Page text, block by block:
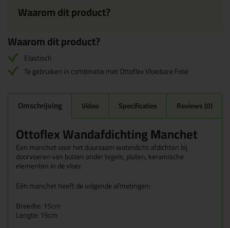
Waarom dit product?
Waarom dit product?
Elastisch
Te gebruiken in combinatie met Ottoflex Vloeibare Folie
Omschrijving Video Specificaties Reviews (0)
Ottoflex Wandafdichting Manchet
Een manchet voor het duurzaam waterdicht afdichten bij
doorvoeren van buizen onder tegels, platen, keramische
elementen in de vloer.
Eén manchet heeft de volgende afmetingen:
Breedte: 15cm
Lengte: 15cm